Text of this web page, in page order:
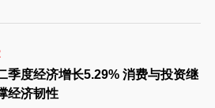
度经济增长5.29% 消费与投资继
经济韧性